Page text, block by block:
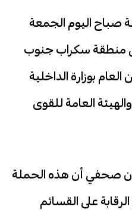
صباح اليوم الجمعة
منطقة سكراب جنوب
بوزارة الداخلية
العامة للقوى
صحفي أن هذه الحملة
على القسائم